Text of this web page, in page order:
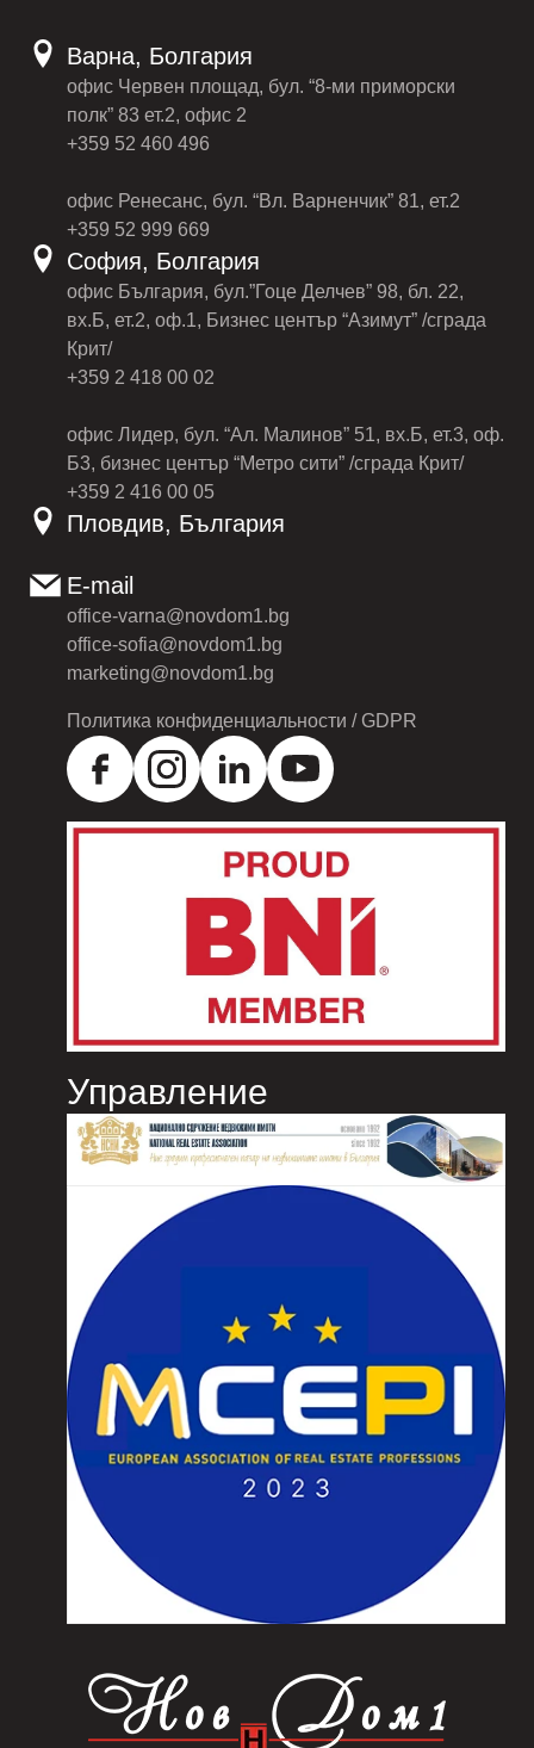
Варна, Болгария
офис Червен площад, бул. “8-ми приморски
полк” 83 ет.2, офис 2
+359 52 460 496
офис Ренесанс, бул. “Вл. Варненчик” 81, ет.2
+359 52 999 669
София, Болгария
офис България, бул.”Гоце Делчев” 98, бл. 22,
вх.Б, ет.2, оф.1, Бизнес център “Азимут” /сграда
Крит/
+359 2 418 00 02
офис Лидер, бул. “Ал. Малинов” 51, вх.Б, ет.3, оф.
Б3, бизнес център “Метро сити” /сграда Крит/
+359 2 416 00 05
Пловдив, България
E-mail
office-varna@novdom1.bg
office-sofia@novdom1.bg
marketing@novdom1.bg
Политика конфиденциальности / GDPR
Управление